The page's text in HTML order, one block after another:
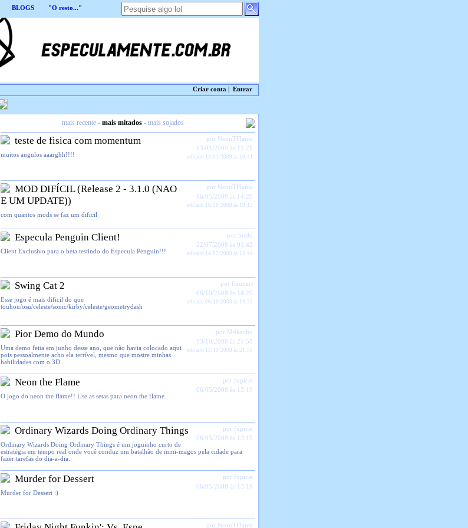
BLOGS "O resto..."
Criar conta | Entrar
mais recente - mais mitados - mais sojados
por NeonTFlame
13/01/2009 às 11:21
editado 14/01/2009 às 16:41
teste de fisica com momentum
muitos angulos aaarghh!!!!
por NeonTFlame
16/05/2008 às 14:20
editado 18/06/2008 às 19:13
MOD DIFÍCIL (Release 2 - 3.1.0 (NAO
E UM UPDATE))
com quantos mods se faz um dificil
por Sushi
22/07/2008 às 01:42
editado 14/07/2009 às 15:44
Especula Penguin Client!
Client Exclusivo para o beta testindo do Especula Penguin!!!
por flaunart
06/10/2008 às 14:29
editado 06/10/2008 às 14:33
Swing Cat 2
Esse jogo é mais dificil do que
touhou/osu/celeste/sonic/kirby/celeste/geometrydash
por M4kachu
13/10/2008 às 21:58
editado 13/10/2008 às 21:59
Pior Demo do Mundo
Uma demo feita em junho desse ano, que não havia colocado aqui
pois pessoalmente acho ela terrível, mesmo que mostre minhas
habilidades com o 3D.
por fupicat
06/05/2008 às 13:19
Neon the Flame
O jogo do neon the flame!! Use as setas para neon the flame
por fupicat
06/05/2008 às 13:19
Ordinary Wizards Doing Ordinary Things
Ordinary Wizards Doing Ordinary Things é um joguinho curto de
estratégia em tempo real onde você conduz um batalhão de mini-magos pela cidade para
fazer tarefas do dia-a-dia.
por fupicat
06/05/2008 às 13:19
Murder for Dessert
Murder for Dessert :)
por NeonTFlame